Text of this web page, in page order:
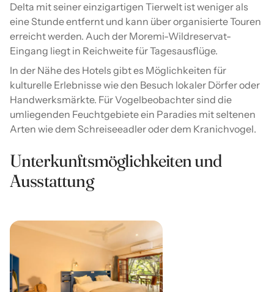
Delta mit seiner einzigartigen Tierwelt ist weniger als
eine Stunde entfernt und kann über organisierte Touren
erreicht werden. Auch der Moremi-Wildreservat-
Eingang liegt in Reichweite für Tagesausflüge.
In der Nähe des Hotels gibt es Möglichkeiten für
kulturelle Erlebnisse wie den Besuch lokaler Dörfer oder
Handwerksmärkte. Für Vogelbeobachter sind die
umliegenden Feuchtgebiete ein Paradies mit seltenen
Arten wie dem Schreiseeadler oder dem Kranichvogel.
Unterkunftsmöglichkeiten und
Ausstattung